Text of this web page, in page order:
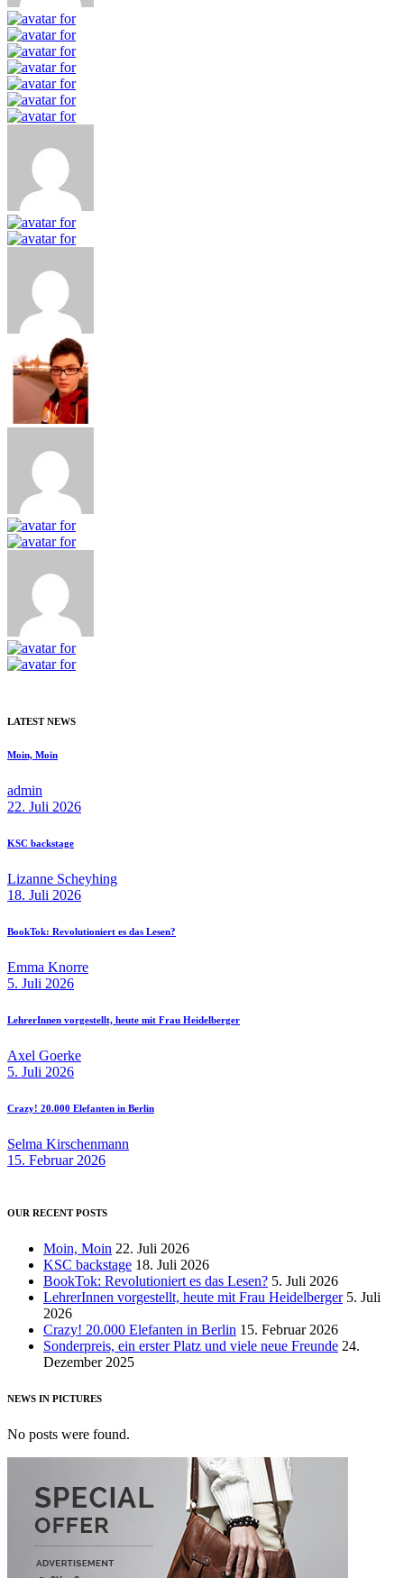
LATEST NEWS
Moin, Moin
admin
22. Juli 2026
KSC backstage
Lizanne Scheyhing
18. Juli 2026
BookTok: Revolutioniert es das Lesen?
Emma Knorre
5. Juli 2026
LehrerInnen vorgestellt, heute mit Frau Heidelberger
Axel Goerke
5. Juli 2026
Crazy! 20.000 Elefanten in Berlin
Selma Kirschenmann
15. Februar 2026
OUR RECENT POSTS
Moin, Moin 22. Juli 2026
KSC backstage 18. Juli 2026
BookTok: Revolutioniert es das Lesen? 5. Juli 2026
LehrerInnen vorgestellt, heute mit Frau Heidelberger 5. Juli
2026
Crazy! 20.000 Elefanten in Berlin 15. Februar 2026
Sonderpreis, ein erster Platz und viele neue Freunde 24.
Dezember 2025
NEWS IN PICTURES
No posts were found.